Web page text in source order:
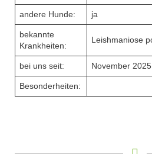
andere Hunde: ja
bekannte
Krankheiten:
Leishmaniose
bei uns seit: November 2025
Besonderheiten: